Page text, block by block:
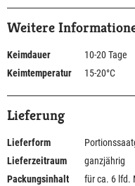
Weitere
Keimdauer
10-20 Tage
Keimtemperatur
15-20°C
Lieferung
Lieferform
Lieferzeitraum
ganzjährig
Packungsinhalt
für ca. 6 lfd.